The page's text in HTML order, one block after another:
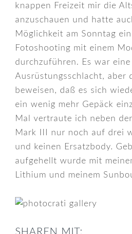
knappen Freizeit mir die
anzuschauen und hatte
Möglichkeit am Sonntag
Fotoshooting mit einem
durchzuführen. Es war
Ausrüstungsschlacht, aber
beweisen, daß es sich
ein wenig mehr Gepäck
Mal vertraute ich neben
Mark III nur noch auf drei
und keinen Ersatzbody.
aufgehellt wurde mit
Lithium und meinem
SHAREN MIT: